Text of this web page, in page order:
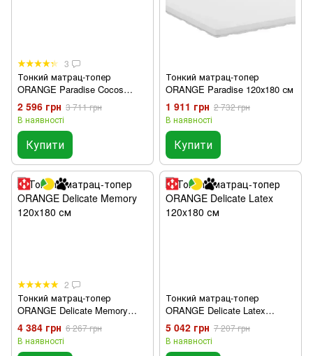
3
Тонкий матрац-топер
ORANGE Paradise Cocos
120х180 см
2 596 грн 3 711 грн
В наявності
Купити
Тонкий матрац-топер
ORANGE Paradise 120х180 см
1 911 грн 2 732 грн
В наявності
Купити
2
Тонкий матрац-топер
ORANGE Delicate Memory
120x180 см
4 384 грн 6 267 грн
В наявності
Тонкий матрац-топер
ORANGE Delicate Latex
120x180 см
5 042 грн 7 207 грн
В наявності